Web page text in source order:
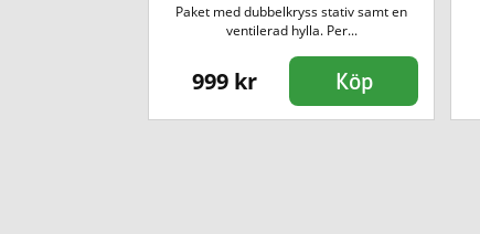
Paket med dubbelkryss stativ samt en
ventilerad hylla. Per...
999 kr Köp